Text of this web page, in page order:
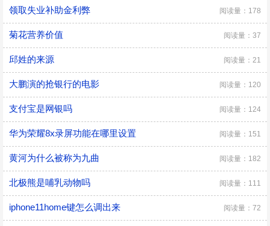
领取失业补助金利弊 阅读量：178
菊花营养价值 阅读量：37
邱姓的来源 阅读量：21
​大鹏演的抢银行的电影 阅读量：120
支付宝是网银吗 阅读量：124
华为荣耀8x录屏功能在哪里设置 阅读量：151
黄河为什么被称为九曲 阅读量：182
北极熊是哺乳动物吗 阅读量：111
iphone11home键怎么调出来 阅读量：72